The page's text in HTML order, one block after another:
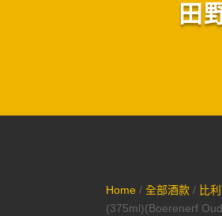
田
Home /全部酒款 / 比
(375ml)(Boerenerf